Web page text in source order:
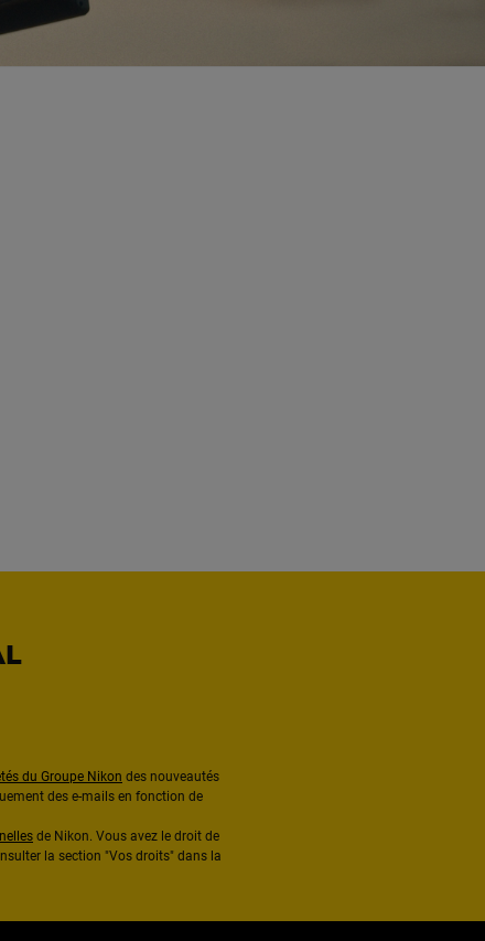
du Groupe Nikon des nouveautés
des e-mails en fonction de
de Nikon. Vous avez le droit de
la section "Vos droits" dans la